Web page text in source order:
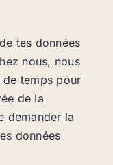
tes données
nous, nous
de temps pour
de la
demander la
données